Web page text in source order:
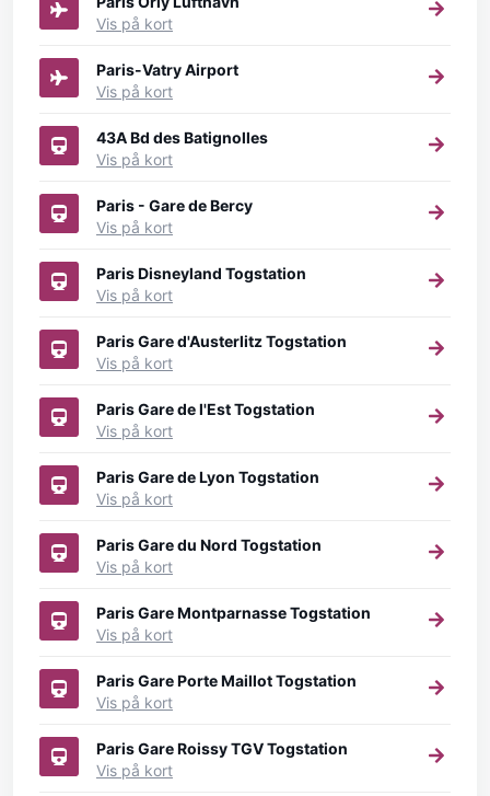
Vis på kort
Paris-Vatry Airport
Vis på kort
43A Bd des Batignolles
Vis på kort
Paris - Gare de Bercy
Vis på kort
Paris Disneyland Togstation
Vis på kort
Paris Gare d'Austerlitz Togstation
Vis på kort
Paris Gare de l'Est Togstation
Vis på kort
Paris Gare de Lyon Togstation
Vis på kort
Paris Gare du Nord Togstation
Vis på kort
Paris Gare Montparnasse Togstation
Vis på kort
Paris Gare Porte Maillot Togstation
Vis på kort
Paris Gare Roissy TGV Togstation
Vis på kort